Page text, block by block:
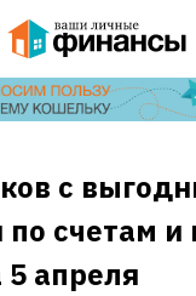
с
по счетам и
апреля